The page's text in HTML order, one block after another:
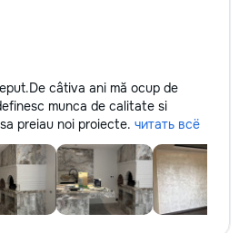
câtiva ani mă ocup de
munca de calitate si
preiau noi proiecte. читать всё